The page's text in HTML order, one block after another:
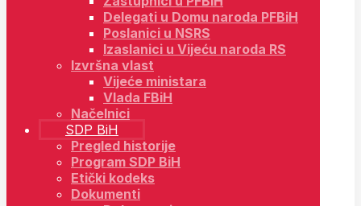
Delegati u Domu naroda PFBiH
Poslanici u NSRS
Izaslanici u Vijeću naroda RS
Izvršna vlast
Vijeće ministara
Vlada FBiH
Načelnici
SDP BiH
Pregled historije
Program SDP BiH
Etički kodeks
Dokumenti